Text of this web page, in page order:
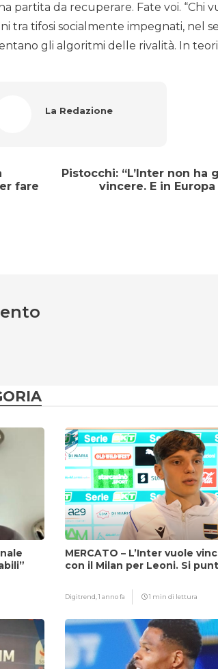
partita da recuperare. Fate voi. “Chi
tra tifosi socialmente impegnati, nel
gli algoritmi delle rivalità. In
La Redazione
fare
Pistocchi: “L’Inter non ha
vincere. E in
MERCATO – L’Inter vuole
con il Milan per Leoni. Si
Digitrend,1 anno fa 1 min di lettura